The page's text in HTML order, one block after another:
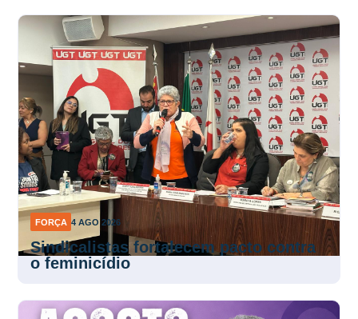
FORÇA 4 AGO 2026
Sindicalistas fortalecem pacto contra
o feminicídio